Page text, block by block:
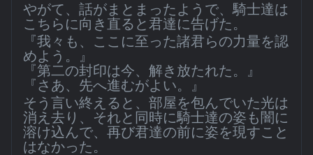
やがて、話がまとまったようで、騎士達は
こちらに向き直ると君達に告げた。
『我々も、ここに至った諸君らの力量を認
めよう。』
『第二の封印は今、解き放たれた。』
『さあ、先へ進むがよい。』
そう言い終えると、部屋を包んでいた光は
消え去り、それと同時に騎士達の姿も闇に
溶け込んで、再び君達の前に姿を現すこと
はなかった。